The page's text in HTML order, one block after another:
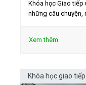
Khóa học Giao tiếp
những câu chuyện,
Xem thêm
Khóa học giao